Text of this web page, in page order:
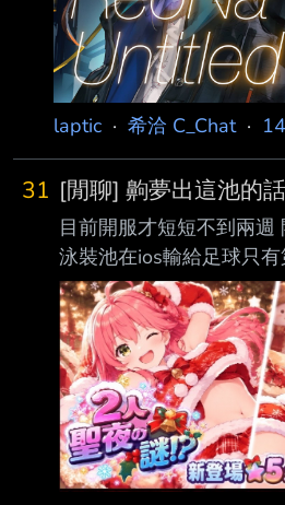
laptic · 希洽 C_Chat·
31 [閒聊] 齁夢出這池的
目前開服才短短不到兩週
泳裝池在ios輸給足球只
足球扳回一成 等於登頂
https://i.imgur.com/
出來 有機會登頂嗎 --